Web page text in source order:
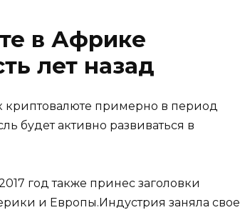
в Африке
лет назад
примерно в период
будет активно развиваться в
год также принес заголовки
и Европы.Индустрия заняла свое